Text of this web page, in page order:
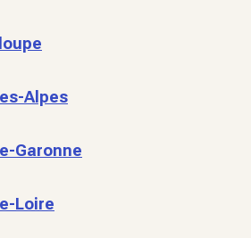
Alpes
Garonne
Loire